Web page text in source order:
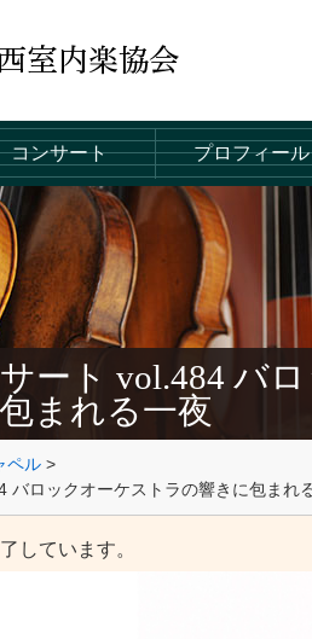
コンサート プロフィール
ート vol.484 バ
まれる一夜
ペル >
バロックオーケストラの響きに包まれ
しています。